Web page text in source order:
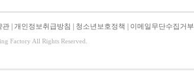
관 개인정보취급방침 청소년보호정책 이메일무단수집거부
Factory All Rights Reserved.